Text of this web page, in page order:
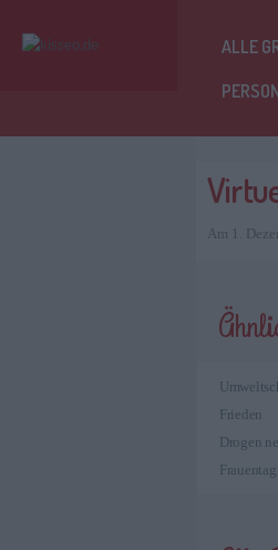
ALLE
Am 1.
Frieden
Drogen
Frauentag